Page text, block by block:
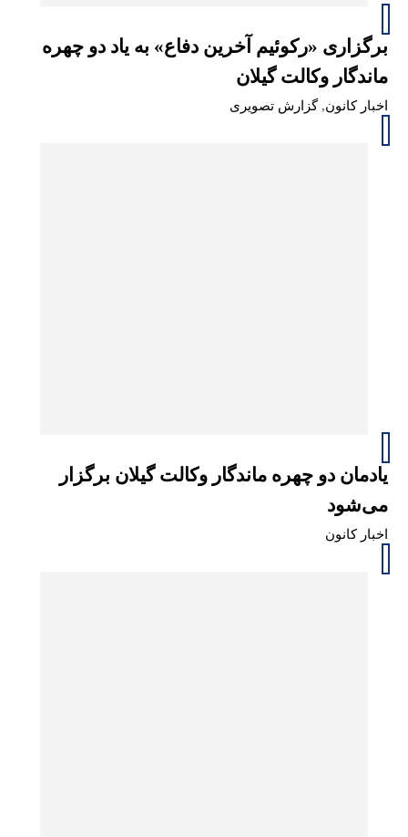
برگزاری «رکوئیم آخرین دفاع» به یاد دو چهره
ماندگار وکالت گیلان
اخبار کانون,گزارش تصویری
یادمان دو چهره ماندگار وکالت گیلان برگزار
می‌شود
اخبار کانون